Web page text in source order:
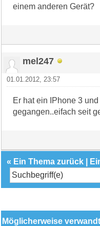
einem anderen Gerät?
mel247
01.01.2012, 23:57
Er hat ein IPhone 3
gegangen..eifach seit
« Ein Thema zurück
Möglicherweise